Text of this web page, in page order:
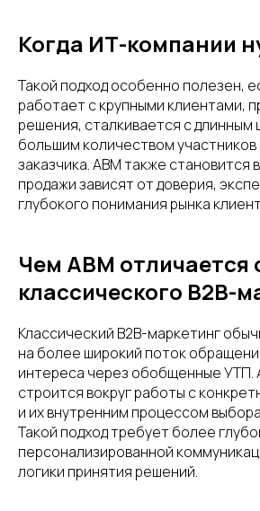
Когда ИТ-компании
Такой подход особенно полезен,
работает с крупными клиентами,
решения, сталкивается с длинным
большим количеством
заказчика. ABM также становится
продажи зависят от доверия,
глубокого понимания рынка
Чем ABM отличается
классического B2B-
Классический B2B-маркетинг
на более широкий поток
интереса через обобщенные УТП.
строится вокруг работы с
и их внутренним процессом
Такой подход требует более
персонализированной
логики принятия решений.